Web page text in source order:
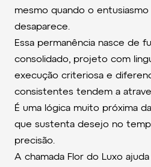
mesmo quando o
desaparece.
Essa permanência nasce de
consolidado, projeto com
execução criteriosa e
consistentes tendem a
É uma lógica muito próxima
que sustenta desejo no
precisão.
A chamada Flor do Luxo